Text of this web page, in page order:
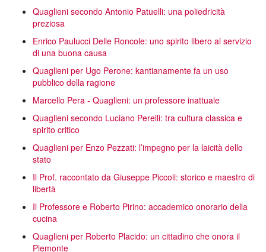
Quaglieni secondo Antonio Patuelli: una poliedricità
preziosa
Enrico Paulucci Delle Roncole: uno spirito libero al servizio
di una buona causa
Quaglieni per Ugo Perone: kantianamente fa un uso
pubblico della ragione
Marcello Pera - Quaglieni: un professore inattuale
Quaglieni secondo Luciano Perelli: tra cultura classica e
spirito critico
Quaglieni per Enzo Pezzati: l’impegno per la laicità dello
stato
Il Prof. raccontato da Giuseppe Piccoli: storico e maestro di
libertà
Il Professore e Roberto Pirino: accademico onorario della
cucina
Quaglieni per Roberto Placido: un cittadino che onora il
Piemonte